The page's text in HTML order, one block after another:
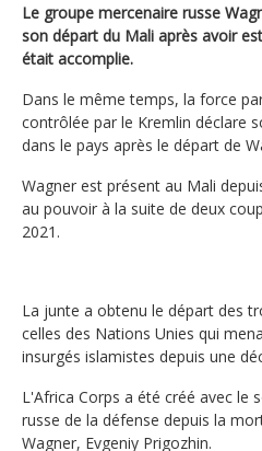
Le groupe mercenaire russe
son départ du Mali après avoir
était accomplie.
Dans le même temps, la force
contrôlée par le Kremlin déclare
dans le pays après le départ de
Wagner est présent au Mali
au pouvoir à la suite de deux
2021.
La junte a obtenu le départ des
celles des Nations Unies qui
insurgés islamistes depuis une
L'Africa Corps a été créé avec le
russe de la défense depuis la
Wagner, Evgeniy Prigozhin.